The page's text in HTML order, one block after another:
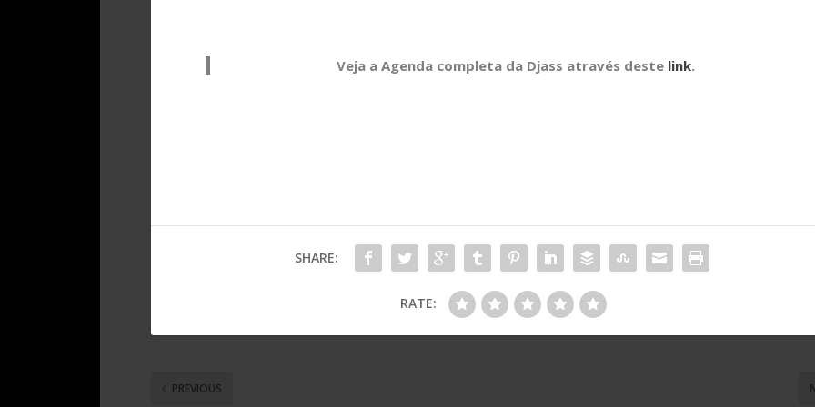
Veja a Agenda completa da Djass através deste link.
SHARE:
RATE:
PREVIOUS